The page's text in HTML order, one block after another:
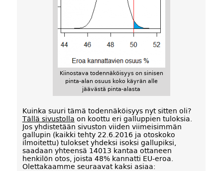
Kiinostava todennäköisyys on sinisen
pinta-alan osuus koko käyrän alle
jäävästä pinta-alasta
Kuinka suuri tämä todennäköisyys nyt sitten oli?
Tällä sivustolla on koottu eri galluppien tuloksia.
Jos yhdistetään sivuston viiden viimeisimmän
gallupin (kaikki tehty 22.6.2016 ja otoskoko
ilmoitettu) tulokset yhdeksi isoksi gallupiksi,
saadaan yhteensä 14013 kantaa ottaneen
henkilön otos, joista 48% kannatti EU-eroa.
Olettakaamme seuraavat kaksi asiaa: